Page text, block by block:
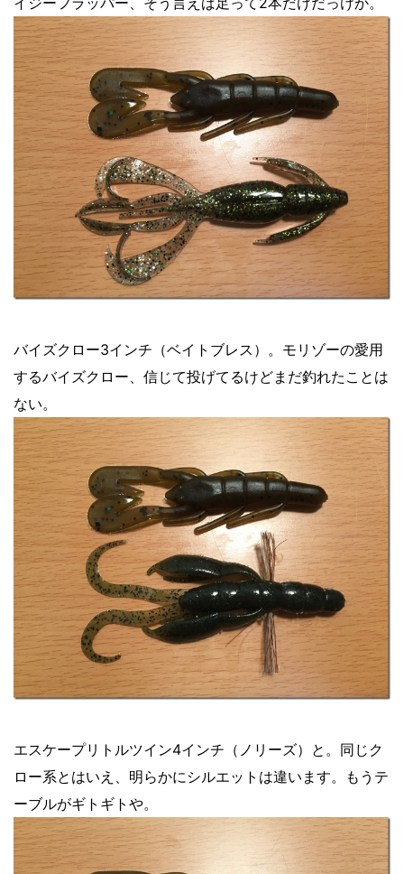
バイズクロー3インチ（ベイトブレス）。モリゾーの愛用
するバイズクロー、信じて投げてるけどまだ釣れたことは
ない。
エスケープリトルツイン4インチ（ノリーズ）と。同じク
ロー系とはいえ、明らかにシルエットは違います。もうテ
ーブルがギトギトや。